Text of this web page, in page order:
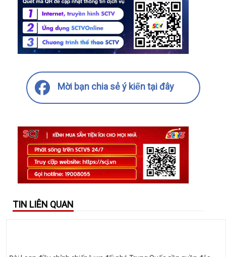
Mời bạn chia sẻ ý kiến tại đây
TIN LIÊN QUAN